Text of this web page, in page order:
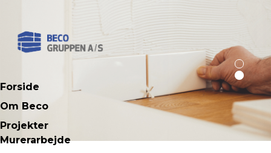
Forside
Om Beco
Projekter
Murerarbejde